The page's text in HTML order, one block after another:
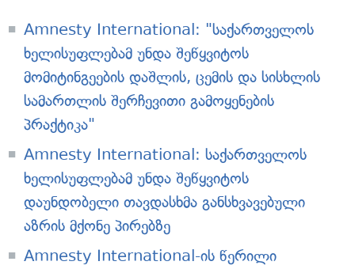
Amnesty International: "საქართველოს
ხელისუფლებამ უნდა შეწყვიტოს
მომიტინგეების დაშლის, ცემის და სისხლის
სამართლის შერჩევითი გამოყენების
პრაქტიკა"
Amnesty International: საქართველოს
ხელისუფლებამ უნდა შეწყვიტოს
დაუნდობელი თავდასხმა განსხვავებული
აზრის მქონე პირებზე
Amnesty International-ის წერილი